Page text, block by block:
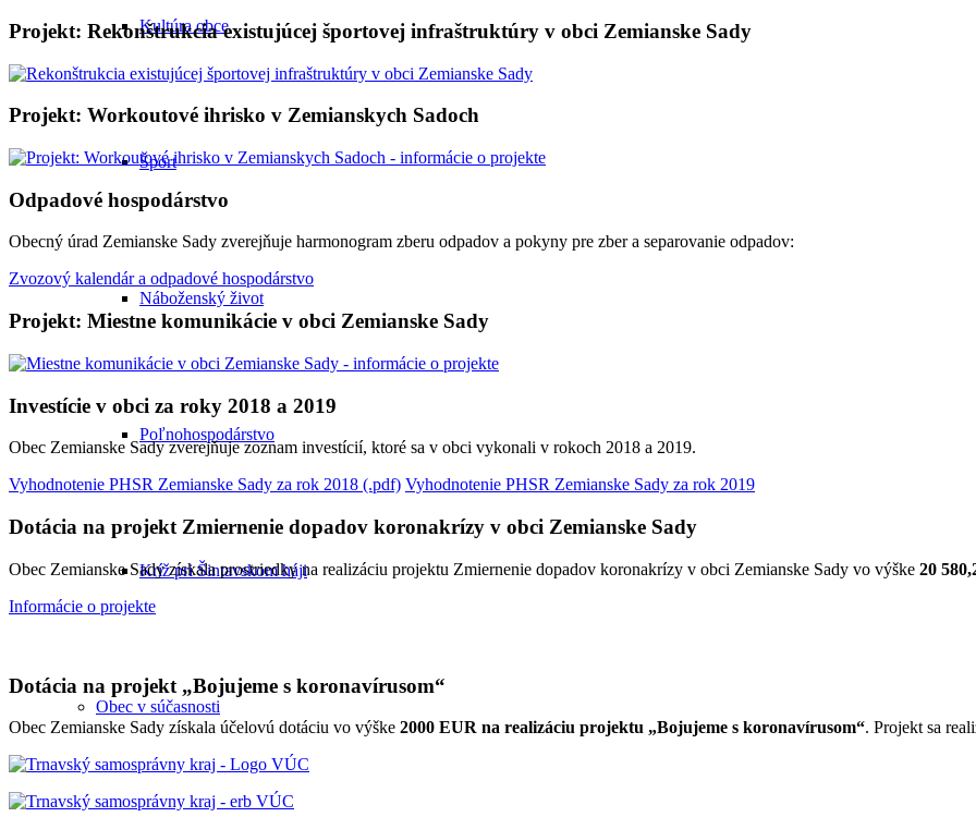
Kultúra obce
Šport
Náboženský život
Poľnohospodárstvo
Kríž pri Šintavskom háji
Obec v súčasnosti
Projekt: Rekonštrukcia existujúcej športovej infraštruktúry v obci Zemianske Sady
Projekt: Workoutové ihrisko v Zemianskych Sadoch
Odpadové hospodárstvo
Obecný úrad Zemianske Sady zverejňuje harmonogram zberu odpadov a pokyny pre zber a separovanie odpadov:
Zvozový kalendár a odpadové hospodárstvo
Projekt: Miestne komunikácie v obci Zemianske Sady
Investície v obci za roky 2018 a 2019
Obec Zemianske Sady zverejňuje zoznam investícií, ktoré sa v obci vykonali v rokoch 2018 a 2019.
Vyhodnotenie PHSR Zemianske Sady za rok 2018 (.pdf) Vyhodnotenie PHSR Zemianske Sady za rok 2019
Dotácia na projekt Zmiernenie dopadov koronakrízy v obci Zemianske Sady
Obec Zemianske Sady získala prostriedky na realizáciu projektu Zmiernenie dopadov koronakrízy v obci Zemianske Sady vo výške 20
Informácie o projekte
Dotácia na projekt „Bojujeme s koronavírusom“
Obec Zemianske Sady získala účelovú dotáciu vo výške 2000 EUR na realizáciu projektu „Bojujeme s koronavírusom“. Projekt sa